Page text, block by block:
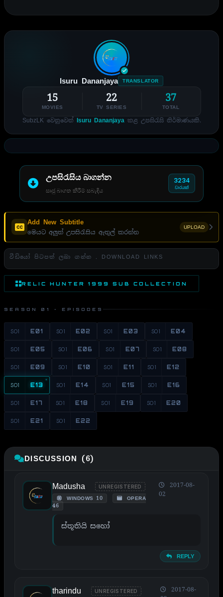
Isuru Dananjaya TRANSLATOR
15
MOVIES
22
TV SERIES
37
TOTAL
SubzLK වෙනුවෙන් Isuru Dananjayaකළ උපසිරැසි නිර්මාණයකි.
උපසිරැසිය බාගන්න
සෘජු බාගත කිරීම් සබැඳිය
3234
වාරයක්
Add New Subtitle
මෙයට අලුත් උපසිරැසිය ඇතුල් කරන්න
UPLOAD
වීඩියෝ පිටපත් ලබා ගන්න . DOWNLOAD LINKS
RELIC HUNTER 1999 SUB COLLECTION
SEASON 01 · EPISODES
S01 E01 S01 E02 S01 E03 S01 E04
S01 E05 S01 E06 S01 E07 S01 E08
S01 E09 S01 E10 S01 E11 S01 E12
S01 E13 S01 E14 S01 E15 S01 E16
S01 E17 S01 E18 S01 E19 S01 E20
S01 E21 S01 E22
DISCUSSION (6)
Madusha UNREGISTERED
WINDOWS 10
OPERA
46
2017-08-
02
ස්තූතියි සහෝ
REPLY
tharindu UNREGISTERED
2017-08-